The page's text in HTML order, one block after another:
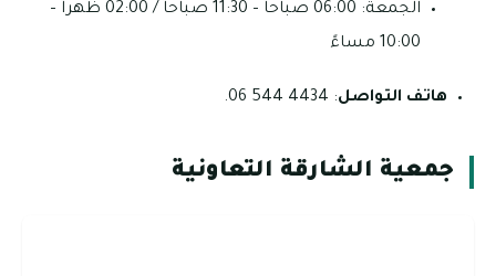
الجمعة: 06:00 صباحاً – 11:30 صباحاً / 02:00 ظهراً –
10:00 مساءً
هاتف التواصل: 4434 544 06.
جمعية الشارقة التعاونية